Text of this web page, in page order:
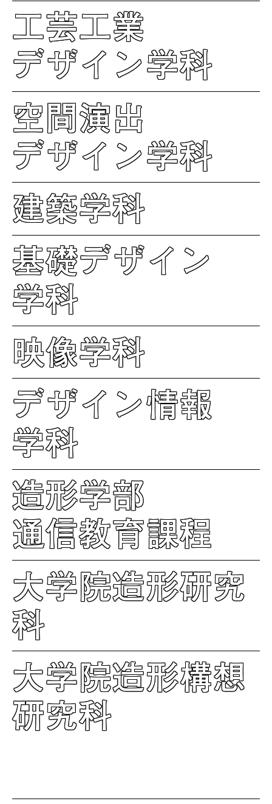
工芸工業
デザイン学科
空間演出
デザイン学科
建築学科
基礎デザイン
学科
映像学科
デザイン情報
学科
造形学部
通信教育課程
大学院造形研究
科
大学院造形構想
研究科